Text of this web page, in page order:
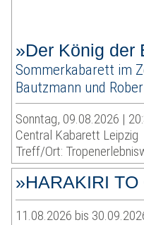
»Der König der
Sommerkabarett im
Bautzmann und
Sonntag, 09.08.2026 |
Central Kabarett Leipzig
Treff/Ort:
»HARAKIRI TO
11.08.2026 bis